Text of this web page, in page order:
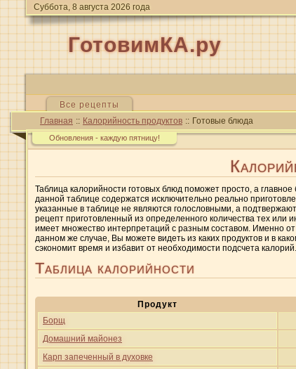
Суббота, 8 августа 2026 года
ГотовимКА.ру
Все рецепты
Главная :: Калорийность продуктов :: Готовые блюда
Обновления - каждую пятницу!
Таблица калорийности готовых блюд поможет просто, а
данной таблице содержатся исключительно реально
указанные в таблице не являются голословными, а
рецепт приготовленный из определенного количества тех
имеет множество интерпретаций с разным составом. Именно
данном же случае, Вы можете видеть из каких продуктов и в
сэкономит время и избавит от необходимости подсчета калорий.
Таблица калорийности
Продукт
Борщ
Домашний майонез
Карп запеченный в духовке